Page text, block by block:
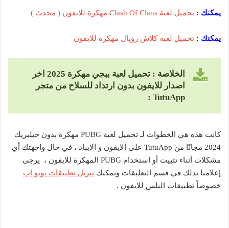
يمكنك : تحميل لعبة Clash Of Clans مهكرة للايفون ( محدث )
يمكنك : تحميل لعبة كلاش رويال مهكرة للايفون
الخلاصة : تحميل لعبة ببجي مهكرة 2025 اخر
اصدار للايفون بدون ارتداد للسلاح من متجر
TutuApp
:
كانت هذه هي الخطوات لـ تحميل لعبة PUBG مهكرة بدون جيلبريك
2024 مجانًا من TutuApp على الايفون و الايباد ، في حال واجهتك أي
مشكلات أثناء تثبيت أو استخدام PUBG المهكرة للايفون ، يرجى
إعلامنا بذلك في قسم التعليقات ويمكنك تنزيل تطبيقات توتو اب
خصوصاً تطبيقات البلس للايفون .